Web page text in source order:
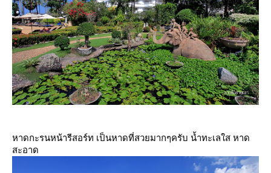
หาดกะรนหน้ารีสอร์ท เป็นหาดที่สวยมากๆครับ น้ำทะเลใส หาด
สะอาด